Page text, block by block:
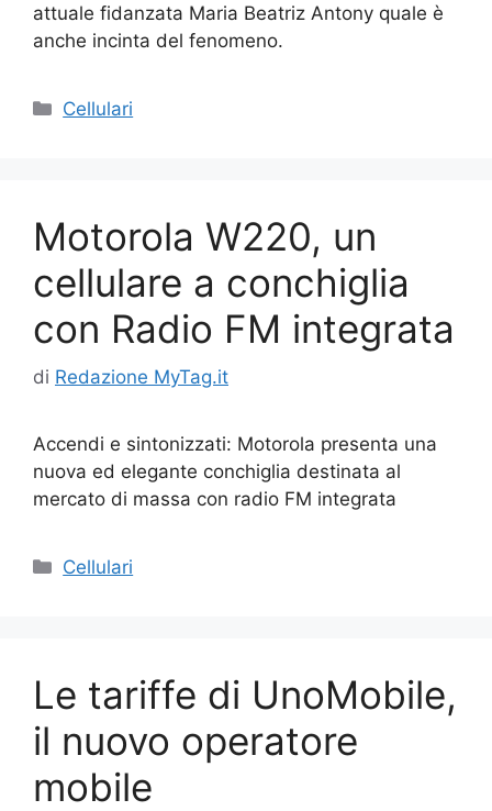
attuale fidanzata Maria Beatriz Antony quale è
anche incinta del fenomeno.
Categorie
Cellulari
Motorola W220, un
cellulare a conchiglia
con Radio FM integrata
di Redazione MyTag.it
Accendi e sintonizzati: Motorola presenta una
nuova ed elegante conchiglia destinata al
mercato di massa con radio FM integrata
Categorie
Cellulari
Le tariffe di UnoMobile,
il nuovo operatore
mobile